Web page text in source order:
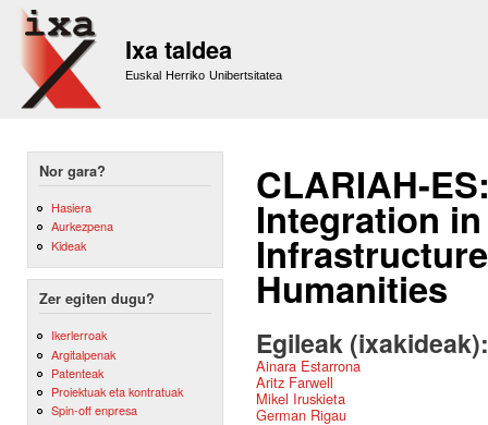
Ixa taldea
Euskal Herriko Unibertsitatea
Nor gara?
Hasiera
Aurkezpena
Kideak
Zer egiten dugu?
Ikerlerroak
Argitalpenak
Patenteak
Proiektuak eta kontratuak
Spin-off enpresa
CLARIAH-
Integration
Humanities
Egileak
Ainara Estarrona
Aritz Farwell
Mikel Iruskieta
German Rigau